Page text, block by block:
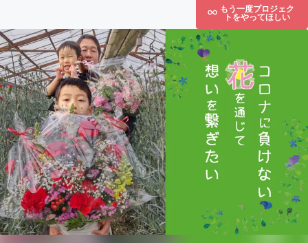
もう一度プロジェク
トをやってほしい